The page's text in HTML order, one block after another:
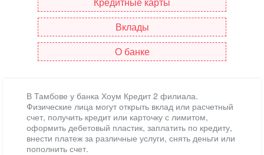
Вклады
О банке
В Тамбове у банка Хоум Кредит 2 филиала.
Физические лица могут открыть вклад или расчетный
счет, получить кредит или карточку с лимитом,
оформить дебетовый пластик, заплатить по кредиту,
внести платеж за различные услуги, снять деньги или
пополнить счет.